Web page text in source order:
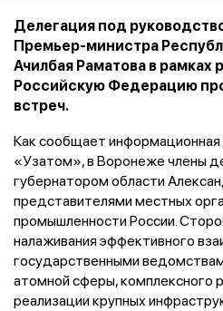
Делегация под
Премьер-министра
Ачилбая Раматова в рамках
Российскую Федерацию
встреч.
Как сообщает информационная
«Узатом», в Воронеже члены
губернатором области
представителями местных
промышленности России.
налаживания эффективного
государственными
атомной сферы, комплексного
реализации крупных